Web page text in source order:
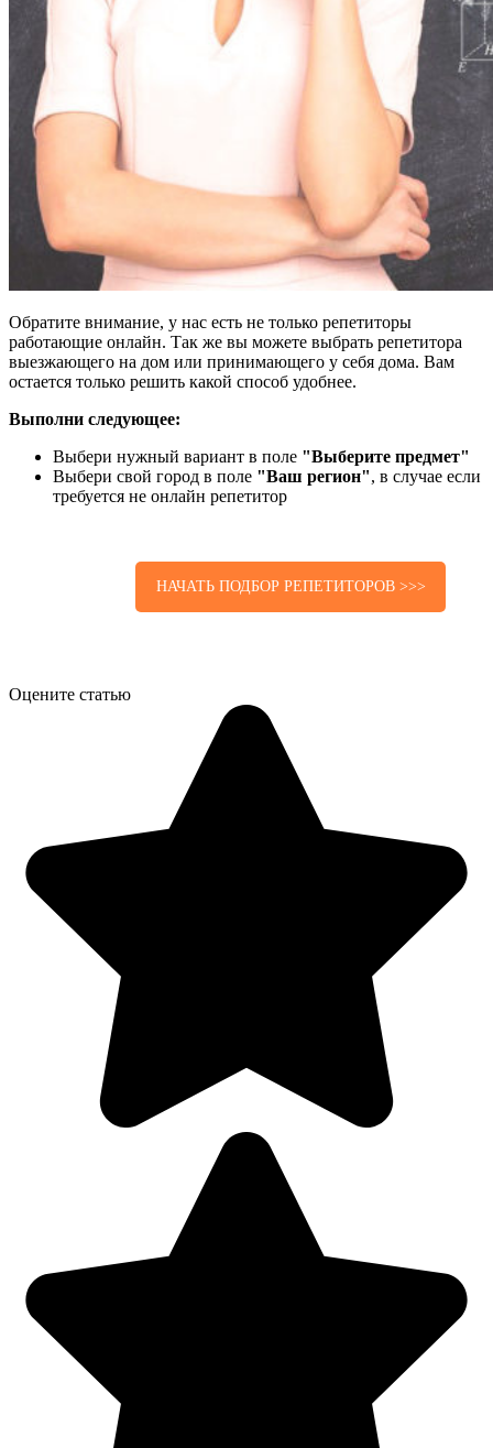
Обратите внимание, у нас есть не только репетиторы
работающие онлайн. Так же вы можете выбрать репетитора
выезжающего на дом или принимающего у себя дома. Вам
остается только решить какой способ удобнее.
Выполни следующее:
Выбери нужный вариант в поле "Выберите предмет"
Выбери свой город в поле "Ваш регион", в случае если
требуется не онлайн репетитор
НАЧАТЬ ПОДБОР РЕПЕТИТОРОВ >>>
Оцените статью